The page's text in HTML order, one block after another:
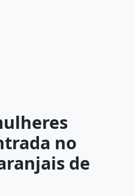
no
de